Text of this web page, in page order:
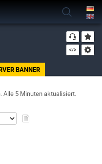
BANNER
Alle 5 Minuten aktualisiert.